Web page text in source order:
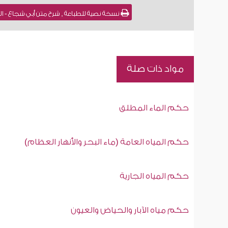
نسخة نصية للطباعة , شرح متن أبي شجاع -
مواد ذات صلة
حكم الماء المطلق
حكم المياه العامة (ماء البحر والأنهار العظام)
حكم المياه الجارية
حكم مياه الآبار والحياض والعيون